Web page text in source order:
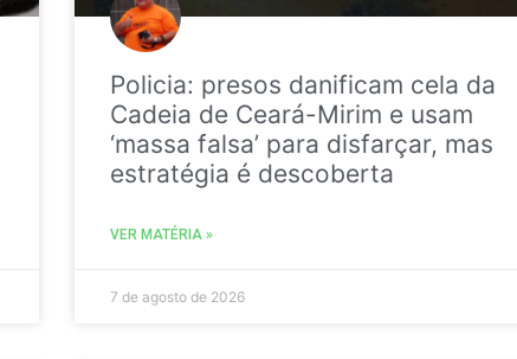
Policia: presos danificam cela da
Cadeia de Ceará-Mirim e usam
‘massa falsa’ para disfarçar, mas
estratégia é descoberta
VER MATÉRIA »
7 de agosto de 2026